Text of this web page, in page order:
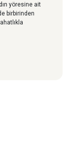
yöresine ait
birbirinden